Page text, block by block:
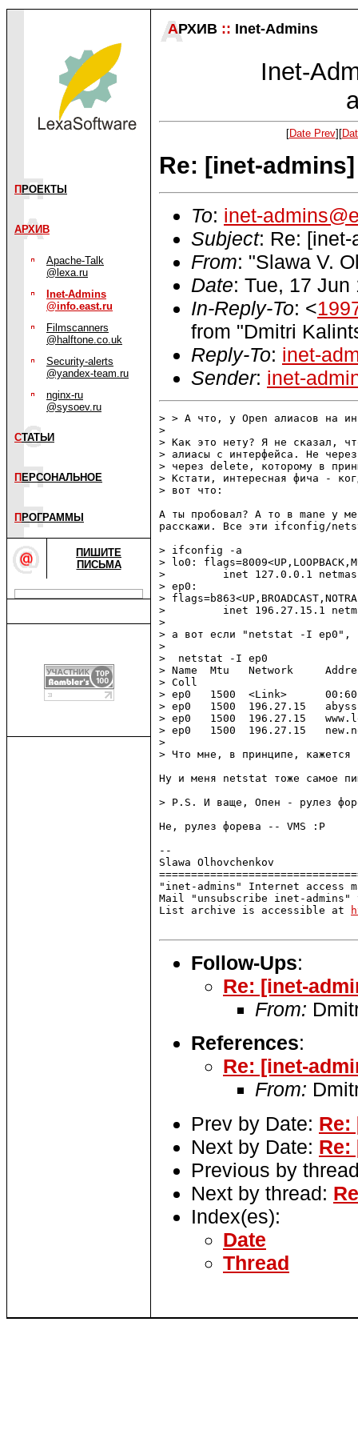
П РОЕКТЫ
АРХИВ
Apache-Talk
@lexa.ru
Inet-Admins
@info.east.ru
Filmscanners
@halftone.co.uk
Security-alerts
@yandex-team.ru
nginx-ru
@sysoev.ru
СТАТЬИ
П ЕРСОНАЛЬНОЕ
П РОГРАММЫ
ПИШИТЕ
ПИСЬМА
АРХИВ :: Inet-Admins
Inet-
[Date Prev][
Re: [inet-
To: inet-
Subject: Re: [inet-
From: "Slawa V.
Date: Tue, 17
In-Reply-To: <
from "Dmitri
Reply-To: inet-
Sender: inet-
> > А что, у Open алиасов на
>
> Как это нету? Я не сказал,
> алиасы с интерфейса. Не
> через delete, которому в
> Кстати, интересная фича -
> вот что:
А ты пробовал? А то в manе у
расскажи. Все эти ifconfig/
> ifconfig -a
> lo0:
>         inet 127.0.0.1
> ep0:
>
>         inet 196.27.15.1
>
> а вот если "netstat -I ep0",
>
>  netstat -I ep0
> Name  Mtu   Network
> Coll
> ep0   1500  <Link>
> ep0   1500  196.27.15
> ep0   1500  196.27.15
> ep0   1500  196.27.15
>
> Что мне, в принципе, кажется
Ну и меня netstat тоже самое
> P.S. И ваще, Опен - рулез
Не, рулез форева -- VMS :P
--
Slawa Olhovchenkov
"inet-admins" Internet access
Mail "unsubscribe inet-
List archive is accessible at
Follow-Ups:
Re: [inet-
From:
References:
Re: [inet-
From:
Prev by Date: Re:
Next by Date: Re:
Previous by
Next by thread:
Index(es):
Date
Thread